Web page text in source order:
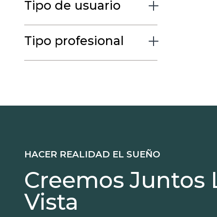
Tipo de usuario
Tipo profesional
HACER REALIDAD EL SUEÑO
Creemos Juntos
Vista